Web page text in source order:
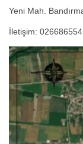
Yeni Mah.
İletişim: